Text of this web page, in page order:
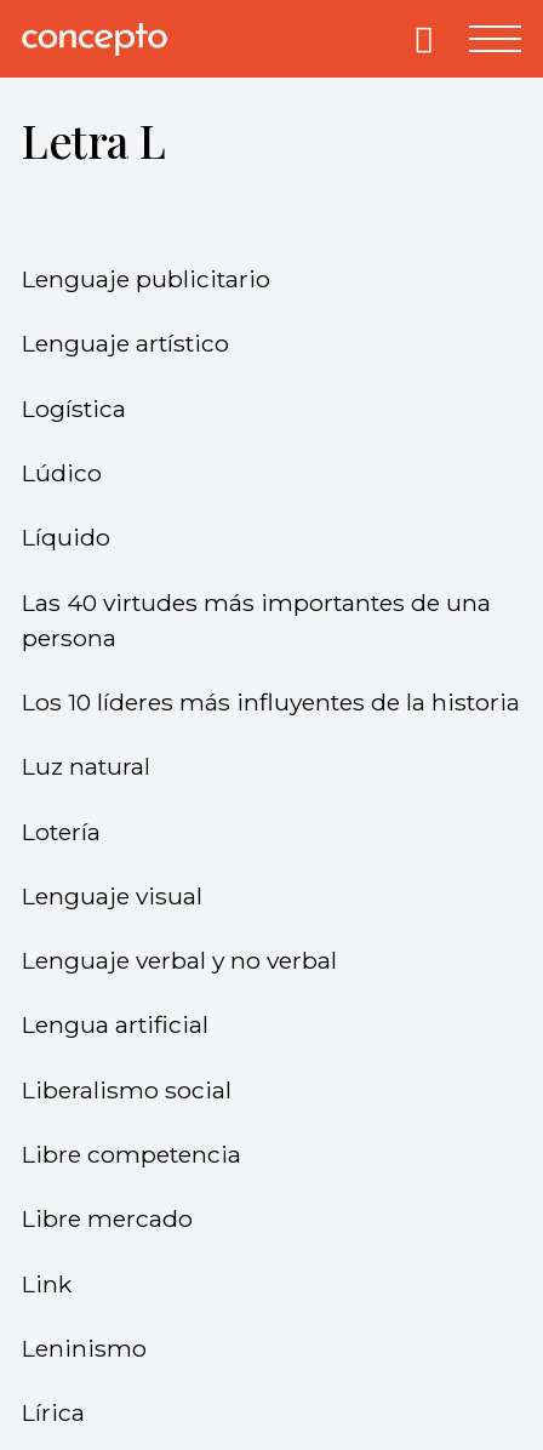
Concepto.
Todos los
Primary
Letra L
Lenguaje publicitario
Lenguaje artístico
Logística
Lúdico
Líquido
Las 40 virtudes más importantes de una
persona
Los 10 líderes más influyentes de la historia
Luz natural
Lotería
Lenguaje visual
Lenguaje verbal y no verbal
Lengua artificial
Liberalismo social
Libre competencia
Libre mercado
Link
Leninismo
Lírica